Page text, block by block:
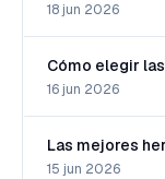
18 jun 2026
16 jun 2026
15 jun 2026